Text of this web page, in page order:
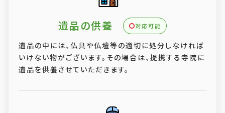
遺品の供養 対応可能
遺品の中には、仏具や仏壇等の適切に処分しなければ
いけない物がございます。その場合は、提携する寺院に
遺品を供養させていただきます。